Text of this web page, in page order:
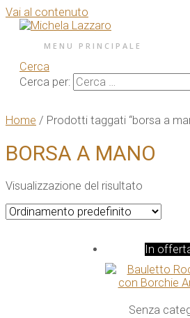
Vai al contenuto
MENU PRINCIPALE
Cerca
Cerca per:
Home / Prodotti taggati “borsa a
BORSA A MANO
Visualizzazione del risultato
In
Senza